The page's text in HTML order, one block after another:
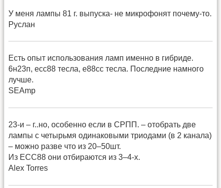
У меня лампы 81 г. выпуска- не микрофонят почему-то.
Руслан
Есть опыт использования ламп именно в гибриде.
6н23п, есс88 тесла, е88сс тесла. Последние намного
лучше.
SEAmp
23-и – г..но, особенно если в СРПП. – отобрать две
лампы с четырьмя одинаковыми триодами (в 2 канала)
– можно разве что из 20–50шт.
Из ЕСС88 они отбираются из 3–4-х.
Alex Torres